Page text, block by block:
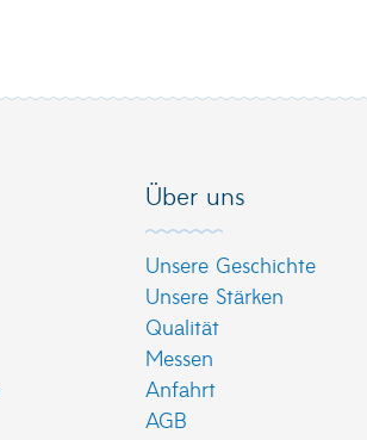
Über uns
Unsere Geschichte
Unsere Stärken
Qualität
Messen
Anfahrt
AGB